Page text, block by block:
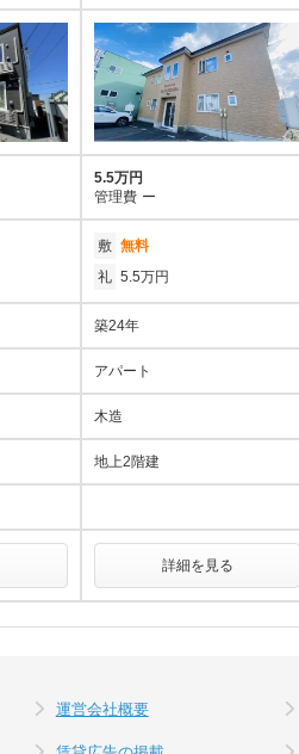
5.5万円
管理費 ー
敷 無料
礼 5.5万円
築24年
アパート
木造
地上2階建
詳細を見る
運営会社概要